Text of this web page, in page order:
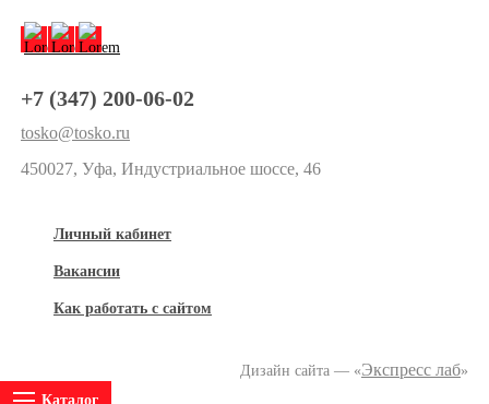
+7 (347) 200-06-02
tosko@tosko.ru
450027, Уфа, Индустриальное шоссе, 46
Личный кабинет
Вакансии
Как работать с сайтом
Дизайн сайта — «Экспресс лаб»
Каталог